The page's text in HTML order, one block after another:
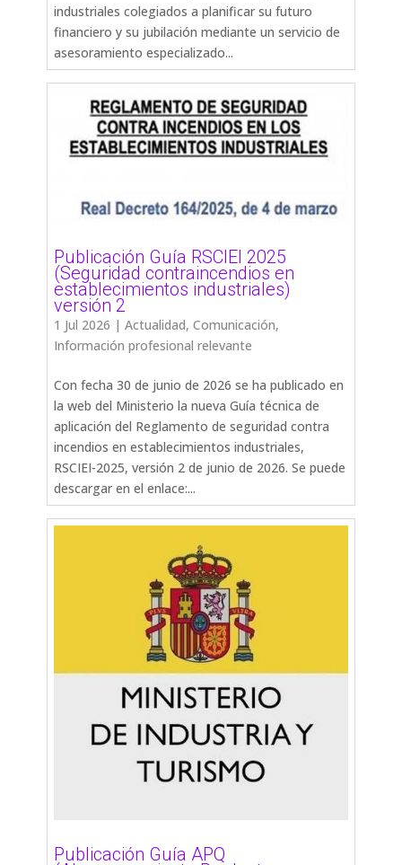
industriales colegiados a planificar su futuro
financiero y su jubilación mediante un servicio de
asesoramiento especializado...
Publicación Guía RSCIEI 2025
(Seguridad contraincendios en
establecimientos industriales)
versión 2
1 Jul 2026 |Actualidad,Comunicación,
Información profesional relevante
Con fecha 30 de junio de 2026 se ha publicado en
la web del Ministerio la nueva Guía técnica de
aplicación del Reglamento de seguridad contra
incendios en establecimientos industriales,
RSCIEI-2025, versión 2 de junio de 2026. Se puede
descargar en el enlace:...
Publicación Guía APQ